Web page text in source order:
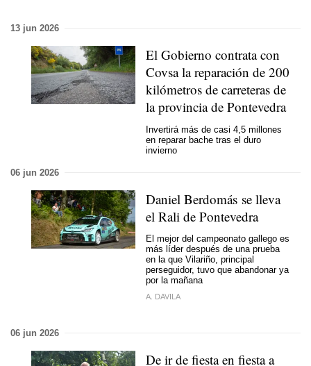
13 jun 2026
El Gobierno contrata con
Covsa la reparación de 200
kilómetros de carreteras de
la provincia de Pontevedra
Invertirá más de casi 4,5 millones
en reparar bache tras el duro
invierno
06 jun 2026
Daniel Berdomás se lleva
el Rali de Pontevedra
El mejor del campeonato gallego es
más líder después de una prueba
en la que Vilariño, principal
perseguidor, tuvo que abandonar ya
por la mañana
A. DAVILA
06 jun 2026
De ir de fiesta en fiesta a